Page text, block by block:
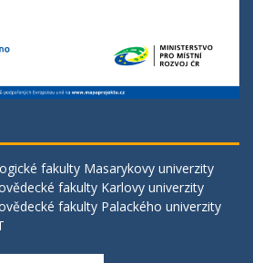
fakulty Masarykovy univerzity
fakulty Karlovy univerzity
fakulty Palackého univerzity